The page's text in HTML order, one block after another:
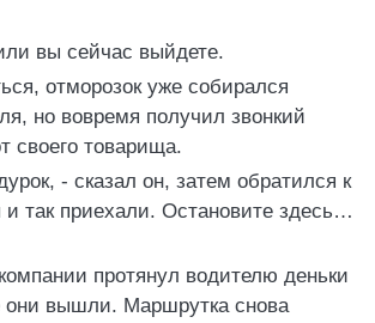
вы сейчас выйдете.
отморозок уже собирался
но вовремя получил звонкий
своего товарища.
- сказал он, затем обратился к
так приехали. Остановите здесь…
протянул водителю деньки
они вышли. Маршрутка снова